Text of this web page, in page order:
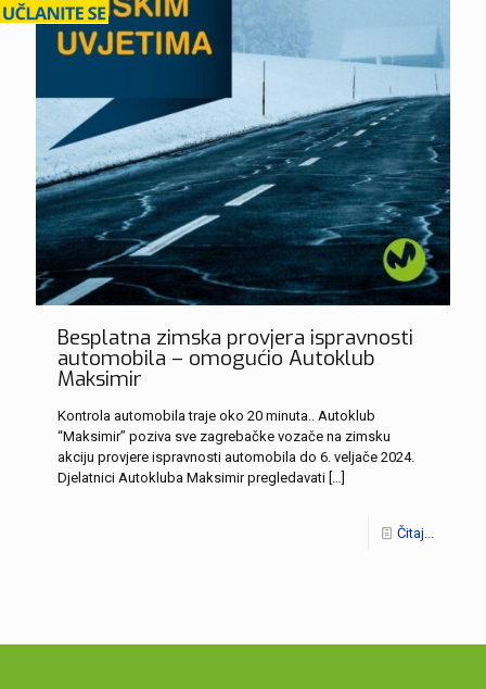
Besplatna zimska provjera ispravnosti
automobila – omogućio Autoklub
Maksimir
Kontrola automobila traje oko 20 minuta.. Autoklub
“Maksimir” poziva sve zagrebačke vozače na zimsku
akciju provjere ispravnosti automobila do 6. veljače 2024.
Djelatnici Autokluba Maksimir pregledavati […]
Čitaj...